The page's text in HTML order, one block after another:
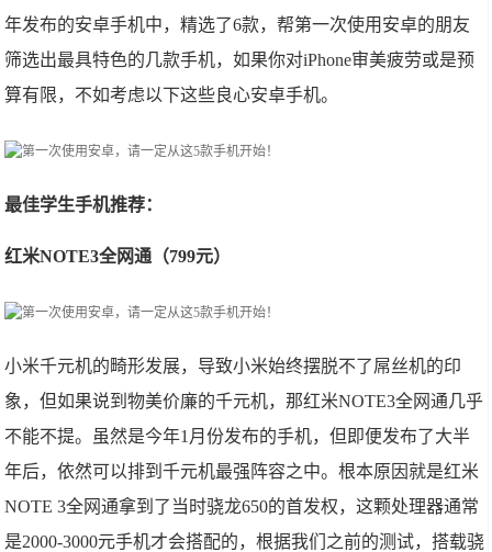
年发布的安卓手机中，精选了6款，帮第一次使用安卓的朋友
筛选出最具特色的几款手机，如果你对iPhone审美疲劳或是预
算有限，不如考虑以下这些良心安卓手机。
最佳学生手机推荐：
红米NOTE3全网通（799元）
小米千元机的畸形发展，导致小米始终摆脱不了屌丝机的印
象，但如果说到物美价廉的千元机，那红米NOTE3全网通几乎
不能不提。虽然是今年1月份发布的手机，但即便发布了大半
年后，依然可以排到千元机最强阵容之中。根本原因就是红米
NOTE 3全网通拿到了当时骁龙650的首发权，这颗处理器通常
是2000-3000元手机才会搭配的，根据我们之前的测试，搭载骁